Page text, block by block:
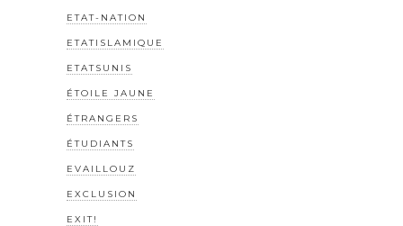
ETAT-NATION
ETATISLAMIQUE
ETATSUNIS
ÉTOILE JAUNE
ÉTRANGERS
ÉTUDIANTS
EVAILLOUZ
EXCLUSION
EXIT!